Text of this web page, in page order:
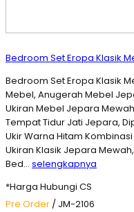
Bedroom Set Eropa Klasik
Bedroom Set Eropa Klasik
Mebel, Anugerah Mebel
Ukiran Mebel Jepara
Tempat Tidur Jati Jepara,
Ukir Warna Hitam
Ukiran Klasik Jepara
Bed… selengkapnya
*Harga Hubungi CS
Pre Order / JM-2106